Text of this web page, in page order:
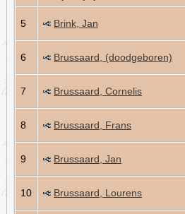
5 Brink, Jan
6 Brussaard, (doodgeboren)
7 Brussaard, Cornelis
8 Brussaard, Frans
9 Brussaard, Jan
10 Brussaard, Lourens